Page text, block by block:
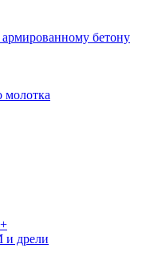
бетону
молотка
и дрели